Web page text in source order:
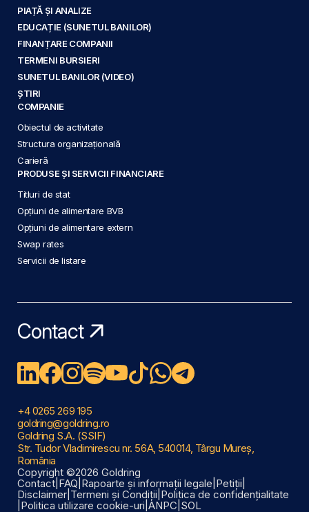
PIAȚĂ ȘI ANALIZE
EDUCAȚIE (SUNETUL BANILOR)
FINANȚARE COMPANII
TERMENI BURSIERI
SUNETUL BANILOR (VIDEO)
ȘTIRI
COMPANIE
Obiectul de activitate
Structura organizațională
Carieră
PRODUSE ȘI SERVICII FINANCIARE
Titluri de stat
Opțiuni de alimentare BVB
Opțiuni de alimentare extern
Swap rates
Servicii de listare
Contact
+4 0265 269 195
goldring@goldring.ro
Goldring S.A. (SSIF)
Str. Tudor Vladimirescu nr. 56A, 540014, Târgu Mureș,
România
Copyright ©2026 Goldring
Contact FAQ Rapoarte și informații legale Petiții
Disclaimer Termeni și Condiții Politica de confidențialitate
Politica utilizare cookie-uri ANPC SOL